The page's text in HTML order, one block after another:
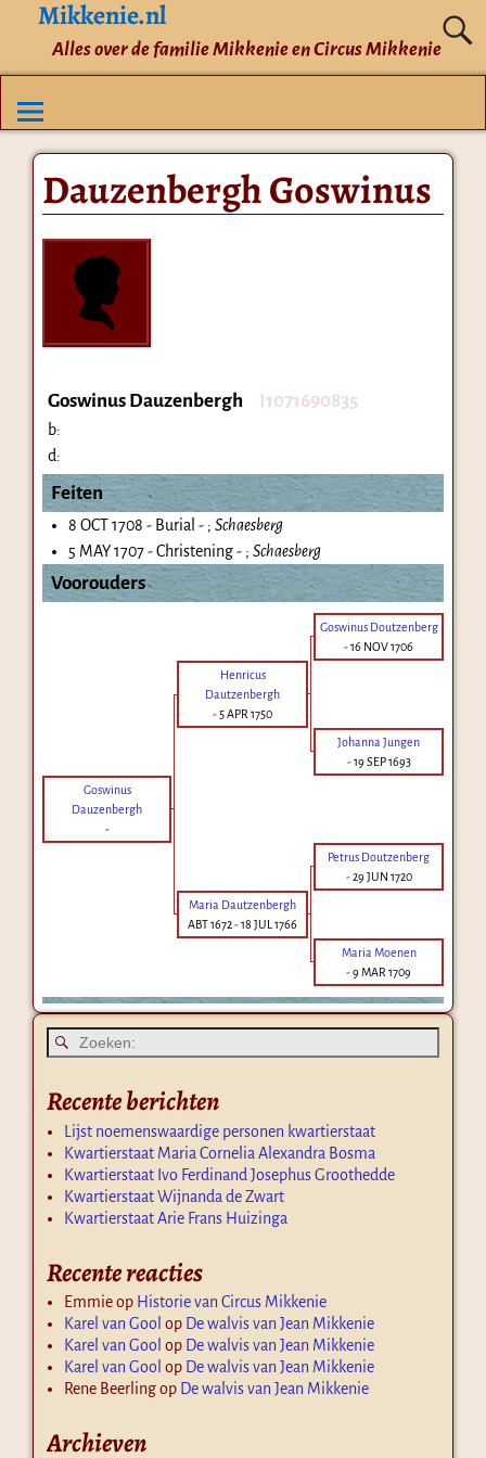
Mikkenie.nl
Alles over de familie Mikkenie en Circus Mikkenie
Dauzenbergh Goswinus
Goswinus Dauzenbergh I1071690835
b:
d:
Feiten
8 OCT 1708 - Burial - ; Schaesberg
5 MAY 1707 - Christening - ; Schaesberg
Voorouders
Goswinus Doutzenberg
-16 NOV 1706
Henricus
Dautzenbergh
-5 APR 1750
Johanna Jungen
-19 SEP 1693
Goswinus
Dauzenbergh
-
Petrus Doutzenberg
-29 JUN 1720
Maria Dautzenbergh
ABT 1672-18 JUL 1766
Maria Moenen
-9 MAR 1709
Recente berichten
Lijst noemenswaardige personen kwartierstaat
Kwartierstaat Maria Cornelia Alexandra Bosma
Kwartierstaat Ivo Ferdinand Josephus Groothedde
Kwartierstaat Wijnanda de Zwart
Kwartierstaat Arie Frans Huizinga
Recente reacties
Emmieop Historie van Circus Mikkenie
Karel van Gool op De walvis van Jean Mikkenie
Karel van Gool op De walvis van Jean Mikkenie
Karel van Gool op De walvis van Jean Mikkenie
Rene Beerlingop De walvis van Jean Mikkenie
Archieven